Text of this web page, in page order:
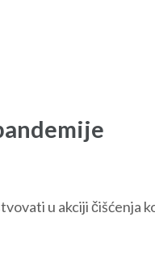
u akciji čišćenja